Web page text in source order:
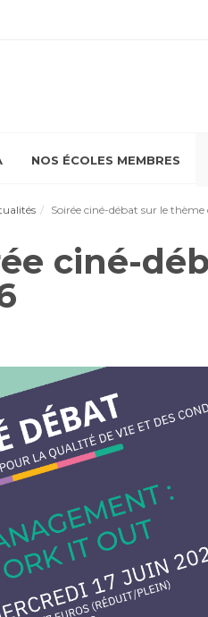
NOS ÉCOLES MEMBRES
Soirée ciné-débat sur le
ciné-